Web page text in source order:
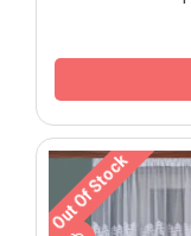
Out Of Stock